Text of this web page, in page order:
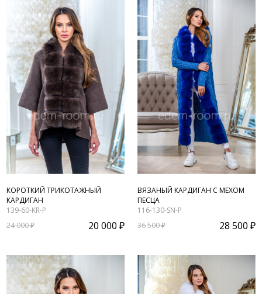
КОРОТКИЙ ТРИКОТАЖНЫЙ
КАРДИГАН
139-60-KR-P
24 000 ₽
20 000 ₽
ВЯЗАНЫЙ КАРДИГАН С МЕХОМ
ПЕСЦА
116-130-SN-P
36 500 ₽
28 500 ₽